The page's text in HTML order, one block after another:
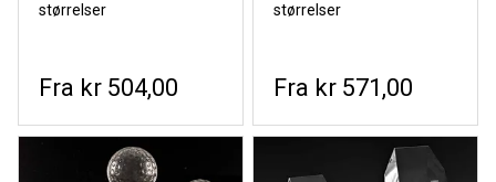
størrelser
kr 504,00
størrelser
kr 571,00